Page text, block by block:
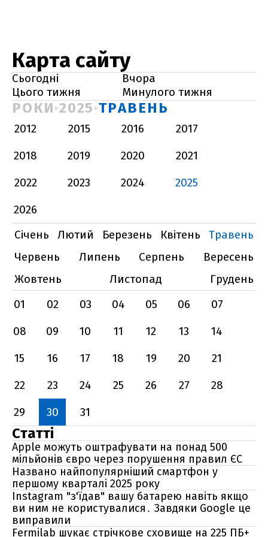
Карта сайту
Сьогодні
Вчора
Цього тижня
Минулого тижня
РОКИ 2025 ТРАВЕНЬ
2012 2015 2016
2017
2018
2019 2020
2021
2022
2023 2024
2025
2026
Січень
Лютий Березень Квітень
Травень
Червень
Липень Серпень
Вересень
Жовтень
Листопад
Грудень
01
02 03 04 05 06
07
08
09 10 11 12 13
14
15
16 17 18 19 20
21
22
23 24 25 26 27
28
29
30 31
Статті
Apple можуть оштрафувати на понад 500
мільйонів євро через порушення правил ЄС
Названо найпопулярніший смартфон у
першому кварталі 2025 року
Instagram "з'їдав" вашу батарею навіть якщо
ви ним не користувалися․ Завдяки Google це
виправили
Fermilab шукає стрічкове сховище на 225 ПБ+